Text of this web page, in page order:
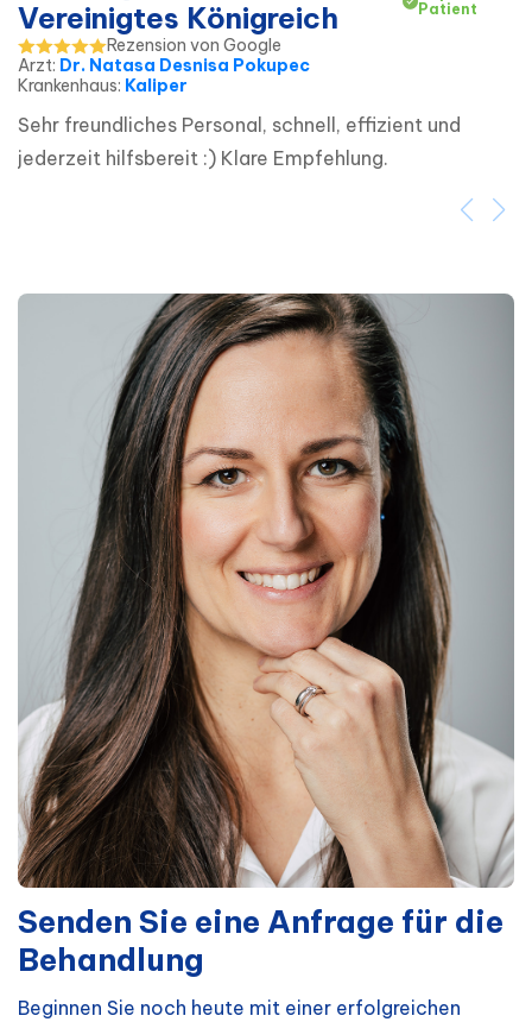
Vereinigtes Königreich
Patient
Rezension von Google
Arzt: Dr. Natasa Desnisa Pokupec
Krankenhaus: Kaliper
Sehr freundliches Personal, schnell, effizient und
jederzeit hilfsbereit :) Klare Empfehlung.
Senden Sie eine Anfrage für die
Behandlung
Beginnen Sie noch heute mit einer erfolgreichen